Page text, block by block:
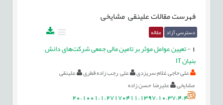
فهرست مقالاتعلینقی مشایخی
دسترسی آزاد مقاله
-تعیین عوامل موثر بر تامین مالی جمعی شرکت‌های دانش
بنیان IT
علی حاجی غلام سریزدی علی رجب زاده قطری
علینقی
مشایخی
علیرضا حسن زاده
20.1001.1.27170411.1397.10.37.4.4